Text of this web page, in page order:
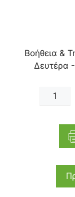
Βοήθεια &
Δευτέρα